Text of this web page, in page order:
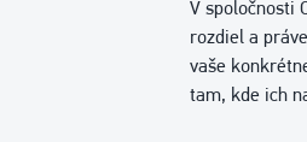
V spoločnosti
rozdiel a
vaše
tam, kde ich